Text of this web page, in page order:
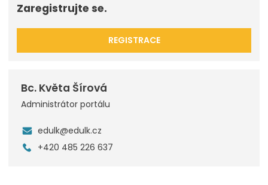
Zaregistrujte se.
REGISTRACE
Bc. Květa Šírová
Administrátor portálu
edulk@edulk.cz
+420 485 226 637